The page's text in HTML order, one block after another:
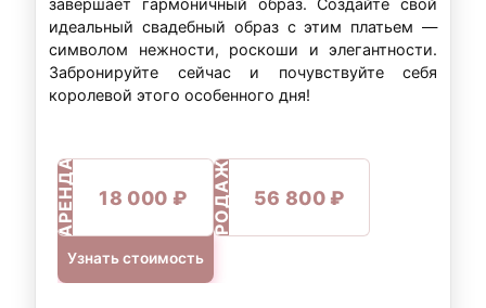
идеальный свадебный образ с этим платьем —
символом нежности, роскоши и элегантности.
Забронируйте сейчас и почувствуйте себя
королевой этого особенного дня!
АРЕНДА 18 000 ₽
Узнать стоимость
ПРОДАЖА 56 800 ₽